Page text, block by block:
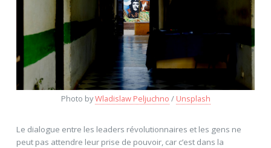
Photo byWladislaw Peljuchno / Unsplash
Le dialogue entre les leaders révolutionnaires et les gens ne
peut pas attendre leur prise de pouvoir, car c’est dans la